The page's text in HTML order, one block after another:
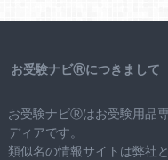
お受験ナビⓇにつきまして
お受験ナビⓇはお受験用品
ディアです。
類似名の情報サイトは弊社